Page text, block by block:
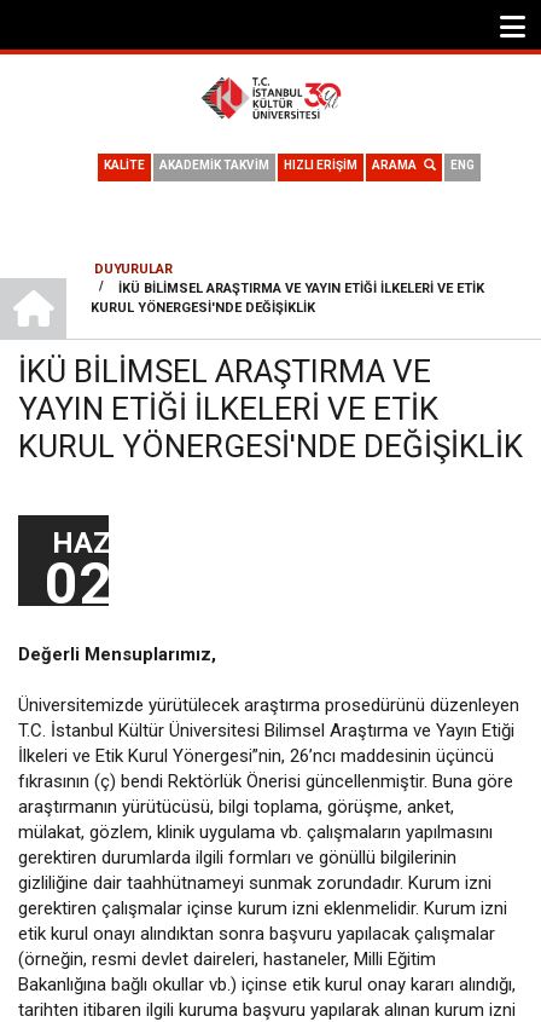
ENG
ARAMA
HIZLI ERİŞİM
AKADEMİK TAKVİM
KALİTE
SAYFA
YOLU
DUYURULAR
/
İKÜ BILIMSEL ARAŞTIRMA VE YAYIN ETIĞI İLKELERI VE ETIK
KURUL YÖNERGESI'NDE DEĞIŞIKLIK
İKÜ BILIMSEL ARAŞTIRMA VE
YAYIN ETIĞI İLKELERI VE ETIK
KURUL YÖNERGESI'NDE DEĞIŞIKLIK
HAZ
02
Değerli Mensuplarımız,
Üniversitemizde yürütülecek araştırma prosedürünü düzenleyen
T.C. İstanbul Kültür Üniversitesi Bilimsel Araştırma ve Yayın Etiği
İlkeleri ve Etik Kurul Yönergesi”nin, 26’ncı maddesinin üçüncü
fıkrasının (ç) bendi Rektörlük Önerisi güncellenmiştir. Buna göre
araştırmanın yürütücüsü, bilgi toplama, görüşme, anket,
mülakat, gözlem, klinik uygulama vb. çalışmaların yapılmasını
gerektiren durumlarda ilgili formları ve gönüllü bilgilerinin
gizliliğine dair taahhütnameyi sunmak zorundadır. Kurum izni
gerektiren çalışmalar içinse kurum izni eklenmelidir. Kurum izni
etik kurul onayı alındıktan sonra başvuru yapılacak çalışmalar
(örneğin, resmi devlet daireleri, hastaneler, Milli Eğitim
Bakanlığına bağlı okullar vb.) içinse etik kurul onay kararı alındığı,
tarihten itibaren ilgili kuruma başvuru yapılarak alınan kurum izni